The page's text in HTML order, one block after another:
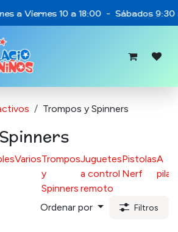
a Viernes 10 a 18:00 - Sábados 9:30
Trompos y Spinners
VariosTrompos
y
Spinners
Juguetes
a control
remoto
Pistolas
Nerf
A
pilas
Ordenar por Filtros